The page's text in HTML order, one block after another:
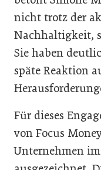
nicht trotz der
Nachhaltigkeit,
Sie haben
späte Reaktion
Für dieses
von Focus
Unternehmen